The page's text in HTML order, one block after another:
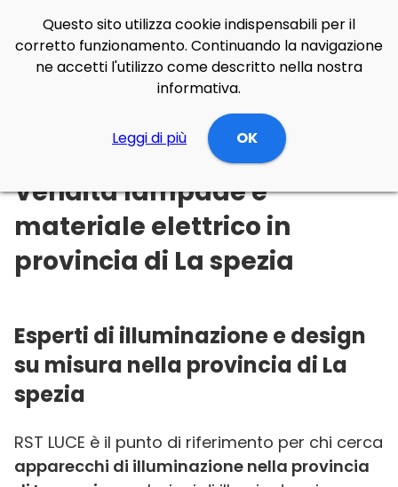
Illuminazione Online Liguria La spezia
Vendita lampade e
materiale elettrico in
provincia di La spezia
Esperti di illuminazione e design
su misura nella provincia di La
spezia
RST LUCE è il punto di riferimento per chi cerca
apparecchi di illuminazione nella provincia
Questo sito utilizza cookie indispensabili per il
corretto funzionamento. Continuando la navigazione
ne accetti l'utilizzo come descritto nella nostra
informativa.
Leggi di più OK